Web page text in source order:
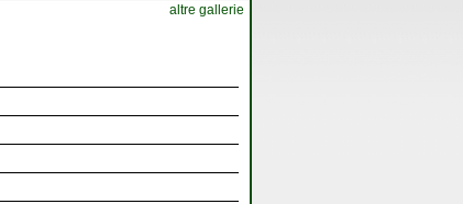
altre gallerie